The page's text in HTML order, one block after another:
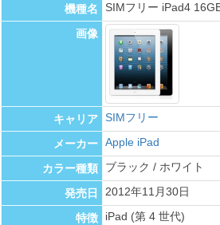
機種名 SIMフリー iPad4
画像
キャリア SIMフリー
メーカー Apple iPad
カラー種類 ブラック / ホワイト
発売日 2012年11月30日
特徴
iPad (第 4 世代)